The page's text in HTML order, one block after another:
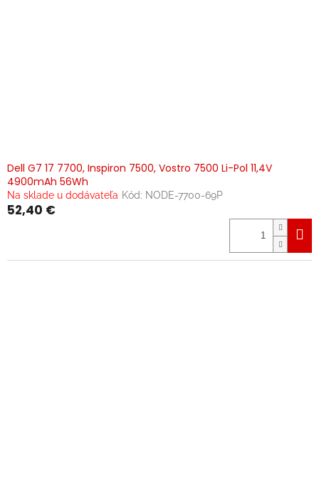
Dell G7 17 7700, Inspiron 7500, Vostro 7500 Li-Pol 11,4V
4900mAh 56Wh
Na sklade u dodávateľa Kód: NODE-7700-69P
52,40 €